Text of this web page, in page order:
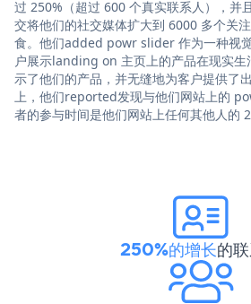
过 250%（超过 600 个真实联系人），
交将他们的社交媒体扩大到 6000 多个关
食。他们added powr slider 作为一种视
户展示landing on 主页上的产品在现实生
示了他们的产品，并无缝地为客户提供了
上，他们reported发现与他们网站上的
者的参与时间是他们网站上任何其他人的
250%的增长的